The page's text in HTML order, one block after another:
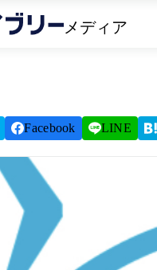
メディア
Facebook LINE